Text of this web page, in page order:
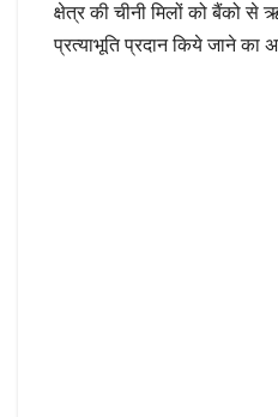
क्षेत्र की चीनी मिलों को बैंको
प्रत्याभूति प्रदान किये जाने का